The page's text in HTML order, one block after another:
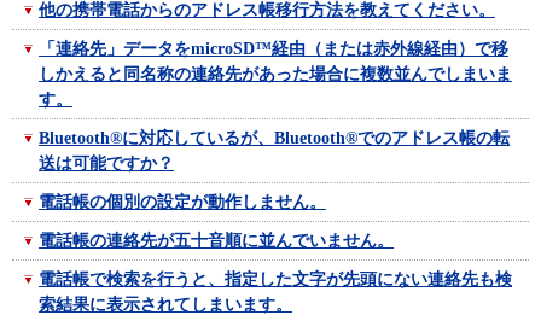
他の携帯電話からのアドレス帳移行方法を教えてください。
「連絡先」データをmicroSD™経由（または赤外線経由）で移
しかえると同名称の連絡先があった場合に複数並んでしまいま
す。
Bluetooth®に対応しているが、Bluetooth®でのアドレス帳の転
送は可能ですか？
電話帳の個別の設定が動作しません。
電話帳の連絡先が五十音順に並んでいません。
電話帳で検索を行うと、指定した文字が先頭にない連絡先も検
索結果に表示されてしまいます。